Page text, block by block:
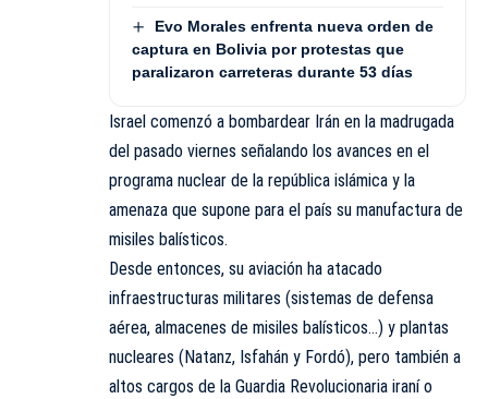
Evo Morales enfrenta nueva orden de
captura en Bolivia por protestas que
paralizaron carreteras durante 53 días
Israel comenzó a bombardear Irán en la madrugada
del pasado viernes señalando los avances en el
programa nuclear de la república islámica y la
amenaza que supone para el país su manufactura de
misiles balísticos.
Desde entonces, su aviación ha atacado
infraestructuras militares (sistemas de defensa
aérea, almacenes de misiles balísticos…) y plantas
nucleares (Natanz, Isfahán y Fordó), pero también a
altos cargos de la Guardia Revolucionaria iraní o